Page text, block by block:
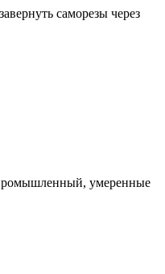
саморезы через
умеренные